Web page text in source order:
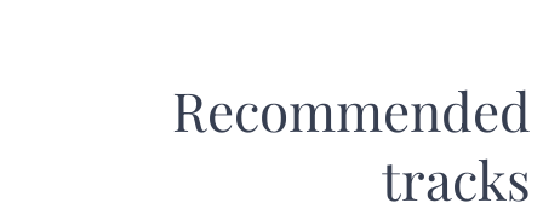
Recommended
tracks